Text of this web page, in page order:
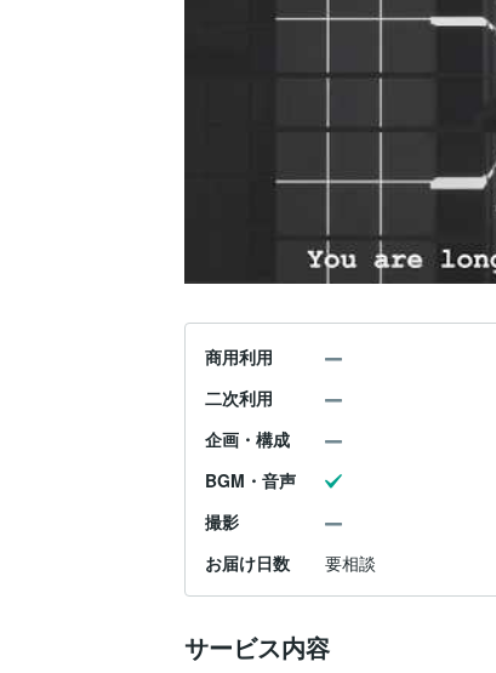
商用利用
二次利用
企画・構成
BGM・音声
撮影
お届け日数
要相談
サービス内容